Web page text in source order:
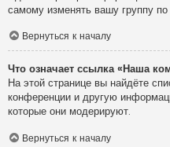
самому изменять вашу группу
Вернуться к началу
Что означает ссылка «Наша
На этой странице вы найдёте
конференции и другую
которые они модерируют.
Вернуться к началу